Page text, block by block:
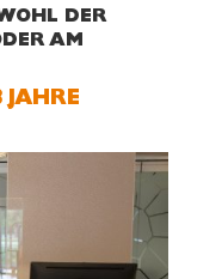
DER
AM
JAHRE